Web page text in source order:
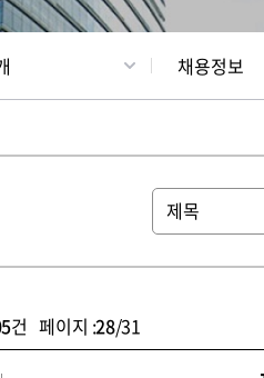
채용정보
건 페이지 :28/31